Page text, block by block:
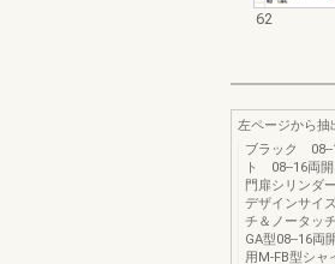
62
左ページから抽
ブラック 08--
ト 08--16両
門扉シリンダ
デザインサイ
チ＆ノータッ
GA型08--16両
用M-FB型シャ